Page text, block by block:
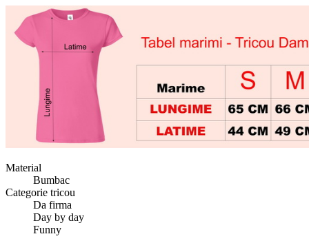
Material
Bumbac
Categorie tricou
Da firma
Day by day
Funny